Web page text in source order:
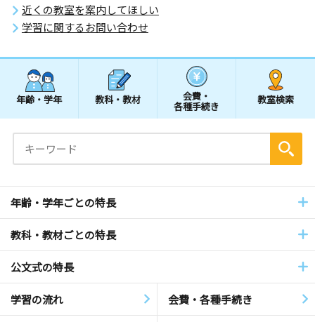
近くの教室を案内してほしい
学習に関するお問い合わせ
年齢・学年 教科・教材 会費・
各種手続き
教室検索
年齢・学年ごとの特長
教科・教材ごとの特長
公文式の特長
学習の流れ 会費・各種手続き